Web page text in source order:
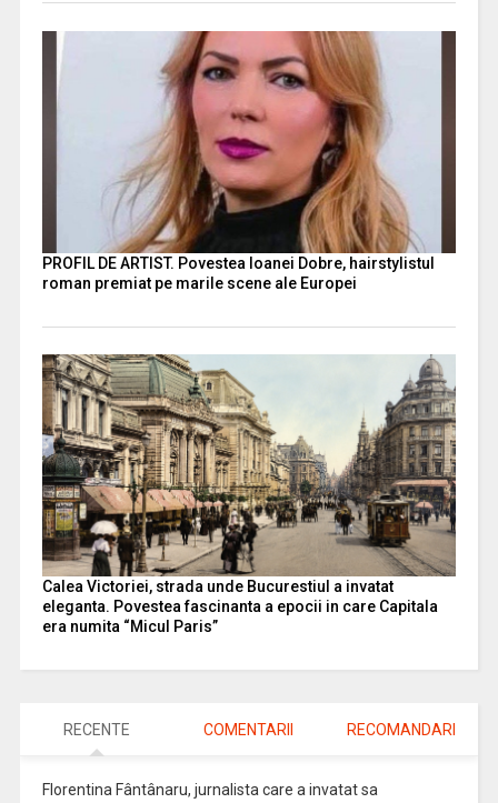
PROFIL DE ARTIST. Povestea Ioanei Dobre, hairstylistul
roman premiat pe marile scene ale Europei
Calea Victoriei, strada unde Bucurestiul a invatat
eleganta. Povestea fascinanta a epocii in care Capitala
era numita “Micul Paris”
RECENTE COMENTARII RECOMANDARI
Florentina Fântânaru, jurnalista care a invatat sa